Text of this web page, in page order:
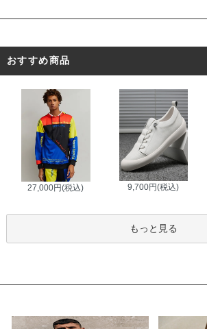
おすすめ商品
27,000円(税込) 9,700円(税込)
もっと見る